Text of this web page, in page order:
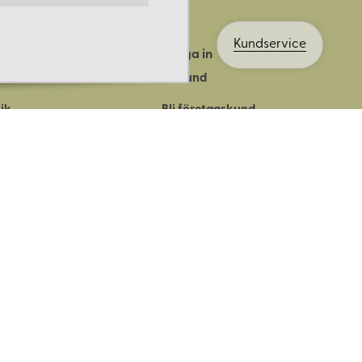
Kundservice
historia
Logga in
Bli kund
Bli företagskund